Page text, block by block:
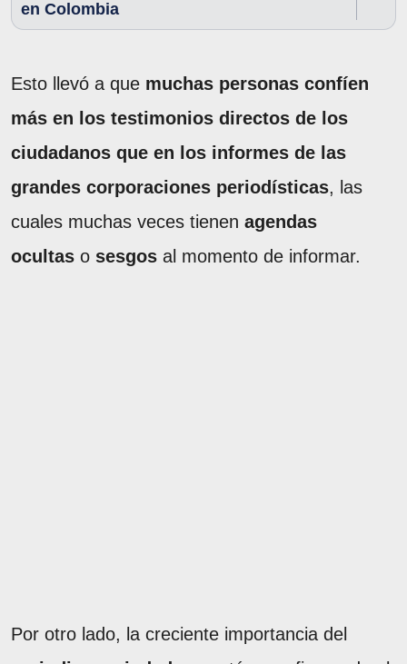
en Colombia
Esto llevó a que muchas personas confíen
más en los testimonios directos de los
ciudadanos que en los informes de las
grandes corporaciones periodísticas, las
cuales muchas veces tienen agendas
ocultas o sesgos al momento de informar.
Por otro lado, la creciente importancia del